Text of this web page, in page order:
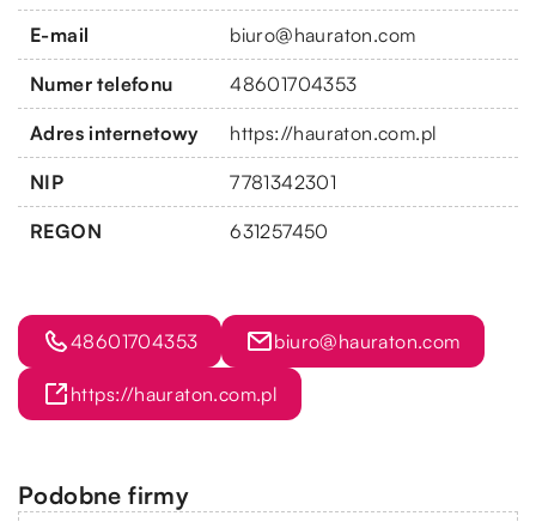
E-mail biuro@hauraton.com
Numer telefonu 48601704353
Adres internetowy https://hauraton.com.pl
NIP 7781342301
REGON 631257450
48601704353 biuro@hauraton.com
https://hauraton.com.pl
Podobne firmy